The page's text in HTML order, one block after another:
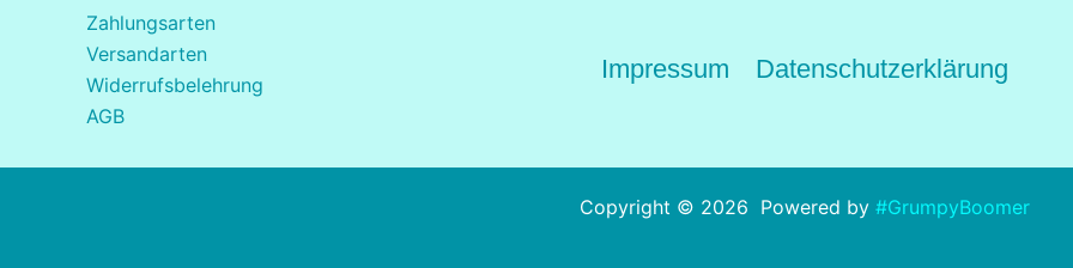
Zahlungsarten
Versandarten
Widerrufsbelehrung
AGB
Impressum Datenschutzerklärung
Copyright © 2026 Powered by #GrumpyBoomer